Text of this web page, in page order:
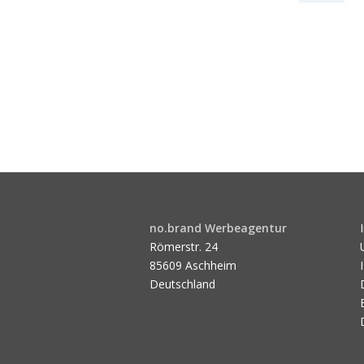
no.brand Werbeagentur
Römerstr. 24
85609 Aschheim
Deutschland